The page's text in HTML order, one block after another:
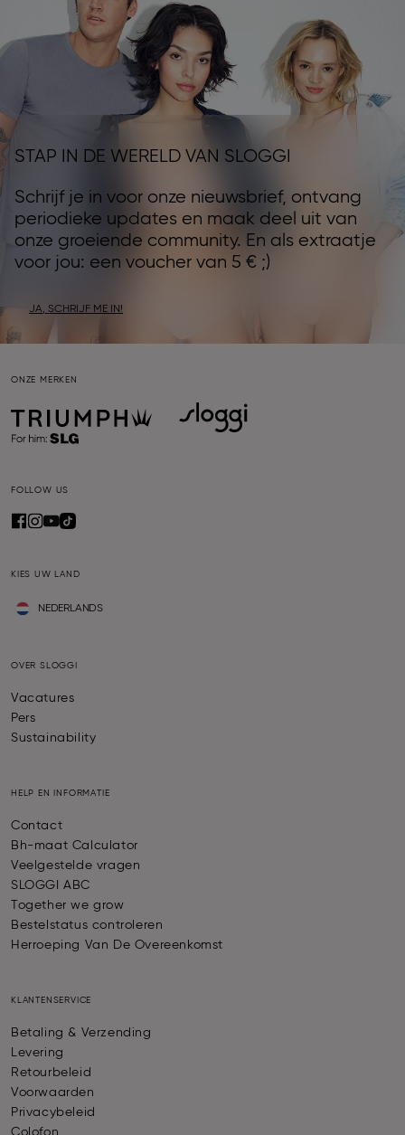
STAP IN DE WERELD VAN SLOGGI
Schrijf je in voor onze nieuwsbrief, ontvang
periodieke updates en maak deel uit van
onze groeiende community. En als extraatje
voor jou: een voucher van 5 € ;)
JA, SCHRIJF ME IN!
ONZE MERKEN
FOLLOW US
KIES UW LAND
NEDERLANDS
OVER SLOGGI
Vacatures
Pers
Sustainability
HELP EN INFORMATIE
Contact
Bh-maat Calculator
Veelgestelde vragen
SLOGGI ABC
Together we grow
Bestelstatus controleren
Herroeping Van De Overeenkomst
KLANTENSERVICE
Betaling & Verzending
Levering
Retourbeleid
Voorwaarden
Privacybeleid